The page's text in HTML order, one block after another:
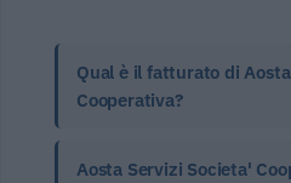
Qual è il fatturato di
Cooperativa?
Aosta Servizi Societa'